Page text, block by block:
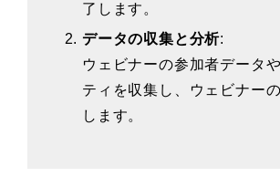
了します。
データの収集と分析:
ウェビナーの参加者データ
ティを収集し、ウェビナー
します。